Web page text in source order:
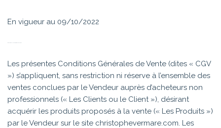
En vigueur au 09/10/2022
Les présentes Conditions Générales de Vente (dites « CGV
») s’appliquent, sans restriction ni réserve à l’ensemble des
ventes conclues par le Vendeur auprès d’acheteurs non
professionnels (« Les Clients ou le Client »), désirant
acquérir les produits proposés à la vente (« Les Produits »)
par le Vendeur sur le site christophevermare.com . Les